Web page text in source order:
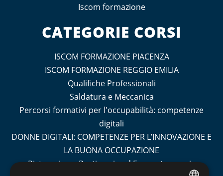
Iscom formazione
CATEGORIE CORSI
ISCOM FORMAZIONE PIACENZA
ISCOM FORMAZIONE REGGIO EMILIA
Qualifiche Professionali
Saldatura e Meccanica
Percorsi formativi per l'occupabilità: competenze
digitali
DONNE DIGITALI: COMPETENZE PER L’INNOVAZIONE E
LA BUONA OCCUPAZIONE
Ristorazione, Pasticceria ed Enogastronomia